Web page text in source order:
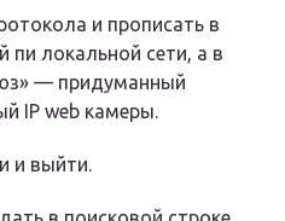
и прописать в
пи локальной сети, а в
— придуманный
IP web камеры.
и выйти.